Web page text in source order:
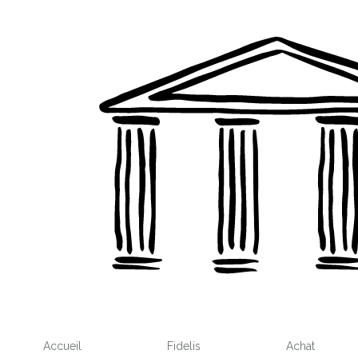
Accueil Fidelis Achat